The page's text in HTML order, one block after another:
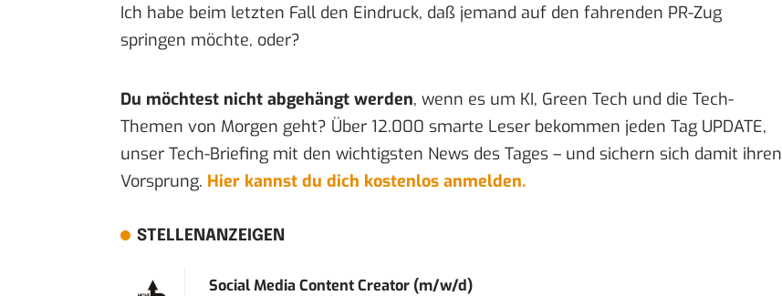
Ich habe beim letzten Fall den Eindruck, daß jemand auf den fahrenden PR-Zug
springen möchte, oder?
Du möchtest nicht abgehängt werden, wenn es um KI, Green Tech und die Tech-
Themen von Morgen geht? Über 12.000 smarte Leser bekommen jeden Tag UPDATE,
unser Tech-Briefing mit den wichtigsten News des Tages – und sichern sich damit ihren
Vorsprung. Hier kannst du dich kostenlos anmelden.
STELLENANZEIGEN
Social Media Content Creator (m/w/d)